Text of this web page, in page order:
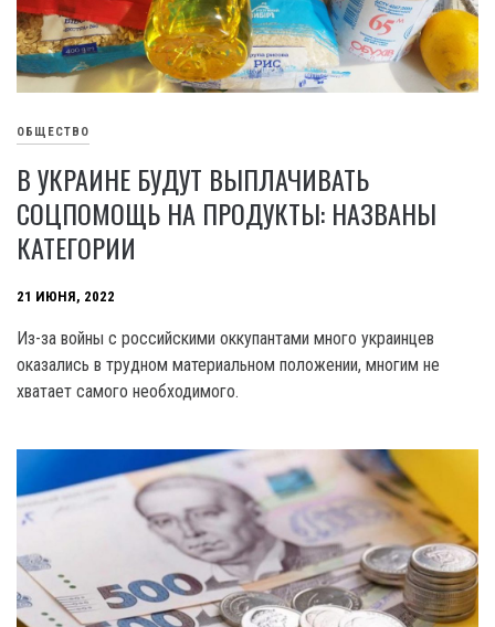
ОБЩЕСТВО
В УКРАИНЕ БУДУТ ВЫПЛАЧИВАТЬ
СОЦПОМОЩЬ НА ПРОДУКТЫ: НАЗВАНЫ
КАТЕГОРИИ
21 ИЮНЯ, 2022
Из-за войны с российскими оккупантами много украинцев
оказались в трудном материальном положении, многим не
хватает самого необходимого.